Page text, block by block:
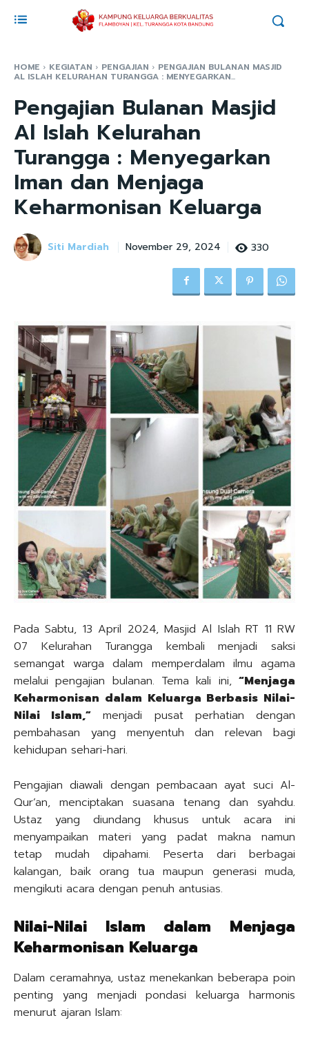
HOME KEGIATAN PENGAJIAN PENGAJIAN BULANAN MASJID
AL ISLAH KELURAHAN TURANGGA : MENYEGARKAN...
Pengajian Bulanan Masjid
Al Islah Kelurahan
Turangga : Menyegarkan
Iman dan Menjaga
Keharmonisan Keluarga
Siti Mardiah November 29, 2024 330
Pada Sabtu, 13 April 2024, Masjid Al Islah RT 11 RW
07 Kelurahan Turangga kembali menjadi saksi
semangat warga dalam memperdalam ilmu agama
melalui pengajian bulanan. Tema kali ini, “Menjaga
Keharmonisan dalam Keluarga Berbasis Nilai-
Nilai Islam,” menjadi pusat perhatian dengan
pembahasan yang menyentuh dan relevan bagi
kehidupan sehari-hari.
Pengajian diawali dengan pembacaan ayat suci Al-
Qur’an, menciptakan suasana tenang dan syahdu.
Ustaz yang diundang khusus untuk acara ini
menyampaikan materi yang padat makna namun
tetap mudah dipahami. Peserta dari berbagai
kalangan, baik orang tua maupun generasi muda,
mengikuti acara dengan penuh antusias.
Nilai-Nilai Islam dalam Menjaga
Keharmonisan Keluarga
Dalam ceramahnya, ustaz menekankan beberapa poin
penting yang menjadi pondasi keluarga harmonis
menurut ajaran Islam: